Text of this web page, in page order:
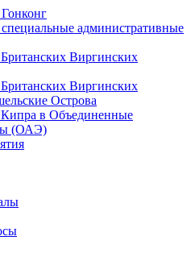
административные
Виргинских
Виргинских
Острова
в Объединенные
(ОАЭ)